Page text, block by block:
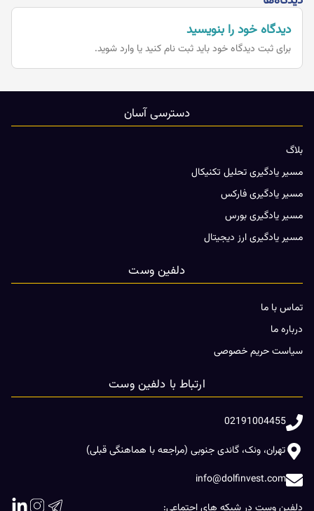
دیدگاه خود را بنویسید
برای ثبت دیدگاه خود بایدثبت نام کنید یا وارد شوید.
دسترسی آسان
بلاگ
مسیر یادگیری تحلیل تکنیکال
مسیر یادگیری فارکس
مسیر یادگیری بورس
مسیر یادگیری ارز دیجیتال
دلفین وست
تماس با ما
درباره ما
سیاست حریم خصوصی
ارتباط با دلفین وست
02191004455
تهران، ونک، گاندی جنوبی (مراجعه با هماهنگی قبلی)
info@dolfinvest.com